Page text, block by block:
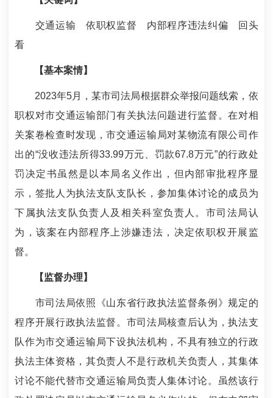
交通运输 依职权监督 内部程序违法纠偏 回头
看
【基本案情】
2023年5月，某市司法局根据群众举报问题线索，依
职权对市交通运输部门有关执法问题进行监督。在对相
关案卷检查时发现，市交通运输局对某物流有限公司作
出的“没收违法所得33.99万元、罚款67.8万元”的行政处
罚决定书虽然是以本局名义作出，但内部审批程序显
示，签批人为执法支队支队长，参加集体讨论的成员为
下属执法支队负责人及相关科室负责人。市司法局认
为，该案在内部程序上涉嫌违法，决定依职权开展监
督。
【监督办理】
市司法局依照《山东省行政执法监督条例》规定的
程序开展行政执法监督。市司法局核查后认为，执法支
队作为市交通运输局下设执法机构，不具有独立的行政
执法主体资格，其负责人不是行政机关负责人，其集体
讨论不能代替市交通运输局负责人集体讨论。虽然该行